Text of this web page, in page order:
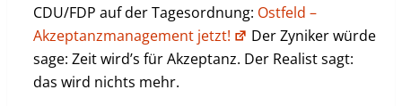
CDU/FDP auf der Tagesordnung: Ostfeld –
Akzeptanzmanagement jetzt!
Der Zyniker würde
sage: Zeit wird’s für Akzeptanz. Der Realist sagt:
das wird nichts mehr.